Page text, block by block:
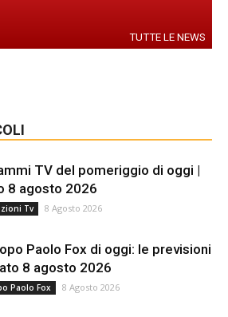
TUTTE LE NEWS
TV del pomeriggio di oggi |
8 agosto 2026
Tv 8 Agosto 2026
Paolo Fox di oggi: le previsioni
8 agosto 2026
Paolo Fox 8 Agosto 2026